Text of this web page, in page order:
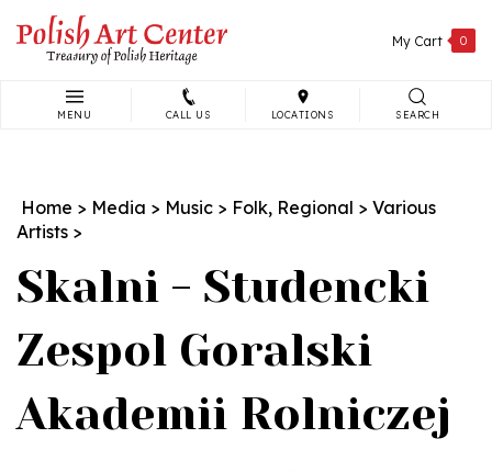
content
My Cart 0
MENU CALL US LOCATIONS SEARCH
Home > Media > Music > Folk, Regional > Various
Artists >
Skalni - Studencki
Zespol Goralski
Akademii Rolniczej